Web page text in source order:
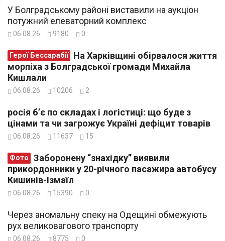
У Болградському районі виставили на аукціон
потужний елеваторний комплекс
06.08.26 9180 0
Герої Бессарабії
морпіха з Болградської громади Михайла
Кишлали
06.08.26 10206 2
росія б’є по складах і логістиці: що буде з
цінами та чи загрожує Україні дефіцит товарів
06.08.26 11637 15
Фото
прикордонники у 20-річного пасажира автобусу
Кишинів-Ізмаїл
06.08.26 15390 0
Через аномальну спеку на Одещині обмежують
рух великовагового транспорту
06.08.26 8775 0